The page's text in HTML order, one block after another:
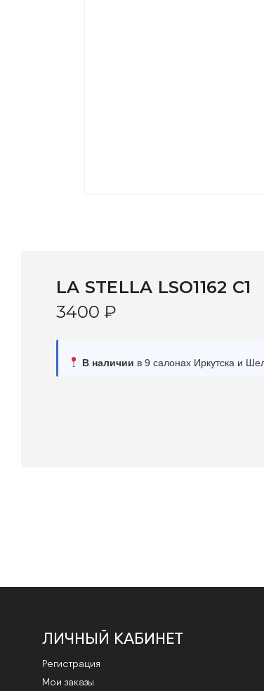
LA STELLA LSO1162 C1
3400 ₽
В наличии в 9 салонах Иркутска и
ЛИЧНЫЙ КАБИНЕТ
Регистрация
Мои заказы